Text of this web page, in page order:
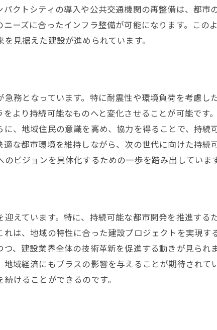
プロジェクトの展望
理と効率的利用の実践
ンフラ整備がもたらす地域社会への影響
フラの強化と安全性の向上
を活かした新しいインフラモデル
ティ参加型プロジェクトの実施
とインフラ投資の関係
ルギー活用の進化と建設業界の新たな役割
ー効率化を目指す建築デザイン
ルギー供給網の構築
の進展とその影響
ー自治体の実現に向けて
ッド技術導入で変わる静岡市の建設業界
クトシティの導入や公共交通機関の再整備は、都市
ーズに合ったインフラ整備が可能になります。この
見据えた建設が進められています。
務となっています。特に耐震性や環境負荷を考慮し
より持続可能なものへと変化させることが可能です
、地域住民の意識を高め、協力を得ることで、持続
な都市環境を維持しながら、次の世代に向けた持続
ビジョンを具体化するための一歩を踏み出しています
えています。特に、持続可能な都市開発を推進する
は、地域の特性に合った建設プロジェクトを実現す
、建設業界全体の技術革新を促進する動きが見られ
域経済にもプラスの影響を与えることが期待されて
けることができるのです。